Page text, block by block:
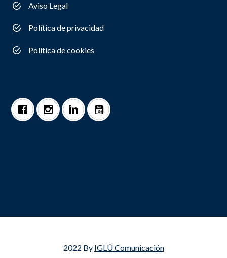
Aviso Legal
Política de privacidad
Política de cookies
2022 By IGLÚ Comunicación